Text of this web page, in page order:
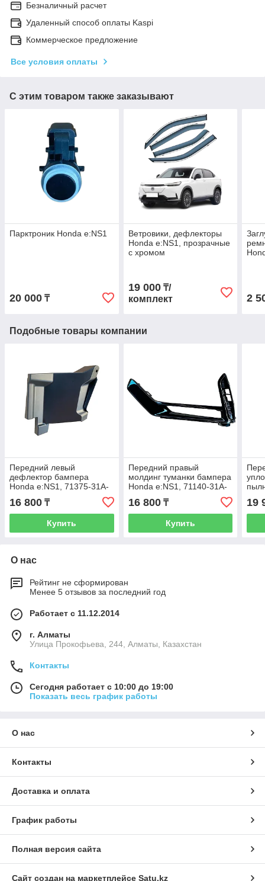
Безналичный расчет
Удаленный способ оплаты Kaspi
Коммерческое предложение
Все условия оплаты
С этим товаром также заказывают
Парктроник Honda e:NS1
20 000 ₸
Ветровики, дефлекторы
Honda e:NS1, прозрачные
с хромом
19 000₸/
комплект
2
Подобные товары компании
Передний левый
дефлектор бампера
Honda e:NS1, 71375-31A-
16 800 ₸
Купить
Передний правый
молдинг туманки бампера
Honda e:NS1, 71140-31A-
16 800₸
Купить
19
О нас
Рейтинг не сформирован
Менее 5 отзывов за последний год
Работает с 11.12.2014
г. Алматы
​Улица Прокофьева, 244, Алматы, Казахстан
Контакты
Сегодня работает с 10:00 до 19:00
Показать весь график работы
О нас
Контакты
Доставка и оплата
График работы
Полная версия сайта
Сайт создан на маркетплейсе Satu.kz